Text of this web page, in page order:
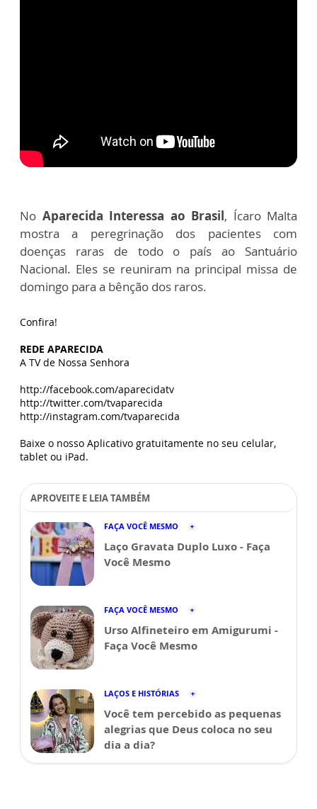
No Aparecida Interessa ao Brasil, Ícaro Malta
mostra a peregrinação dos pacientes com
doenças raras de todo o país ao Santuário
Nacional. Eles se reuniram na principal missa de
domingo para a bênção dos raros.
Confira!
REDE APARECIDA
A TV de Nossa Senhora
http://facebook.com/aparecidatv
http://twitter.com/tvaparecida
http://instagram.com/tvaparecida
Baixe o nosso Aplicativo gratuitamente no seu celular,
tablet ou iPad.
APROVEITE E LEIA TAMBÉM
FAÇA VOCÊ MESMO
Laço Gravata Duplo Luxo - Faça
Você Mesmo
FAÇA VOCÊ MESMO
Urso Alfineteiro em Amigurumi -
Faça Você Mesmo
LAÇOS E HISTÓRIAS
Você tem percebido as pequenas
alegrias que Deus coloca no seu
dia a dia?